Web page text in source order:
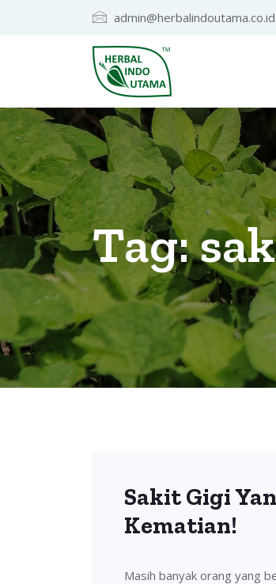
admin@herbalindoutama.co.id
Tag:
Sakit Gigi
Kematian!
Masih banyak orang yang